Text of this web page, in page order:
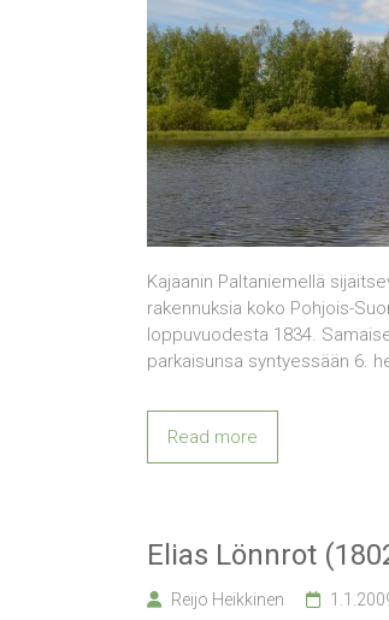
Kajaanin Paltaniemellä
rakennuksia koko Pohjois-
loppuvuodesta 1834.
parkaisunsa syntyessään 6.
Read more
Elias Lönnrot
Reijo Heikkinen